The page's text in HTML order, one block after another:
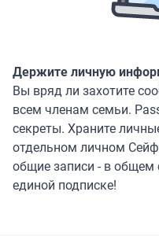
Держите личную
Вы вряд ли захотите
всем членам семьи.
секреты. Храните
отдельном личном
общие записи - в общем
единой подписке!